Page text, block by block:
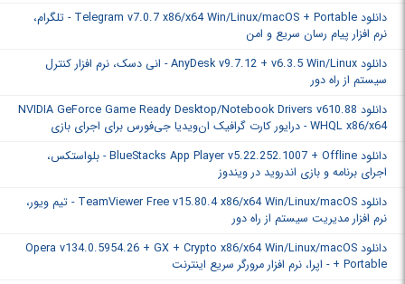
دانلود Telegram v7.0.7 x86/x64 Win/Linux/macOS + Portable - تلگرام،
نرم افزار پیام رسان سریع و امن
دانلود AnyDesk v9.7.12 + v6.3.5 Win/Linux - انی دسک، نرم افزار کنترل
سیستم از راه دور
دانلود NVIDIA GeForce Game Ready Desktop/Notebook Drivers v610.88
WHQL x86/x64 - درایور کارت گرافیک ان‌ویدیا جی‌فورس برای اجرای بازی
دانلود BlueStacks App Player v5.22.252.1007 + Offline - بلواستکس،
اجرای برنامه‌ و بازی‌ اندروید در ویندوز
دانلود TeamViewer Free v15.80.4 x86/x64 Win/Linux/macOS - تیم ویور،
نرم افزار مدیریت سیستم از راه دور
دانلود Opera v134.0.5954.26 + GX + Crypto x86/x64 Win/Linux/macOS
+ Portable - اپرا، نرم افزار مرورگر سریع اینترنت